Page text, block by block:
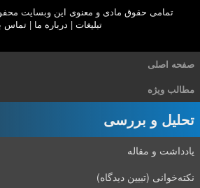
تمامی حقوق مادی و معنوی این وبسایت محفوظ
تبلیغات | درباره ما |تماس
صفحه اصلی
مطالب ویژه
تحلیل و بررسی
یادداشت و مقاله
نکته‌خوانی (تبیین دیدگاه)